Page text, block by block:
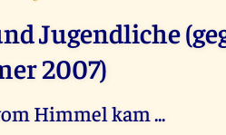
Jugendliche
2007)
Himmel kam ...